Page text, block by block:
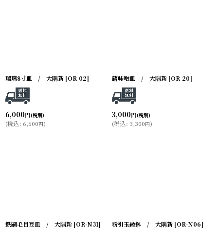
瑠璃8寸皿 / 大隅新 [OR-02]
6,000円(税別)
(税込: 6,600円)
蕗味噌皿 / 大隅新 [OR-20]
3,000円(税別)
(税込: 3,300円)
鉄刷毛目豆皿 / 大隅新 [OR-N31] 粉引玉縁鉢 / 大隅新 [OR-N06]